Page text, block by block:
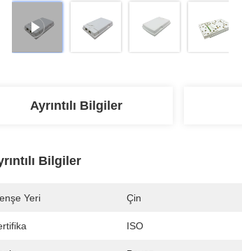
Ayrıntılı Bilgiler
Bilgiler
Yeri Çin
ISO